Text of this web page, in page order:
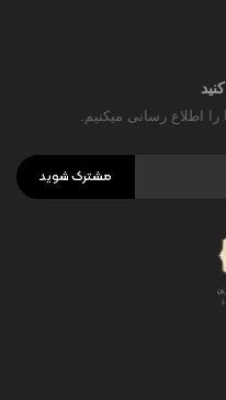
اطلاع رسانی میکنیم.
مشترک شوید